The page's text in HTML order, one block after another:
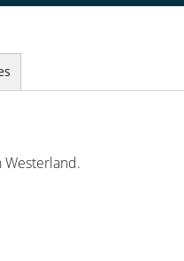
Westerland.